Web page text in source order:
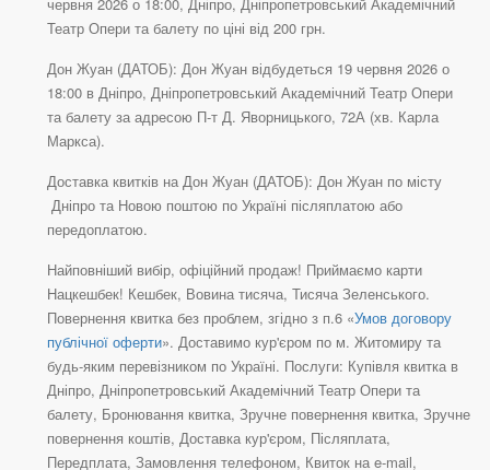
червня 2026 о 18:00, Дніпро, Дніпропетровський Академічний
Театр Опери та балету по ціні від 200 грн.
Дон Жуан (ДАТОБ): Дон Жуан відбудеться 19 червня 2026 о
18:00 в Дніпро, Дніпропетровський Академічний Театр Опери
та балету за адресою П-т Д. Яворницького, 72А (хв. Карла
Маркса).
Доставка квитків на Дон Жуан (ДАТОБ): Дон Жуан по місту
Дніпро та Новою поштою по Україні післяплатою або
передоплатою.
Найповніший вибір, офіційний продаж! Приймаємо карти
Нацкешбек! Кешбек, Вовина тисяча, Тисяча Зеленського.
Повернення квитка без проблем, згідно з п.6 «Умов договору
публічної оферти». Доставимо кур'єром по м. Житомиру та
будь-яким перевізником по Україні. Послуги: Купівля квитка в
Дніпро, Дніпропетровський Академічний Театр Опери та
балету, Бронювання квитка, Зручне повернення квитка, Зручне
повернення коштів, Доставка кур'єром, Післяплата,
Передплата, Замовлення телефоном, Квиток на e-mail,